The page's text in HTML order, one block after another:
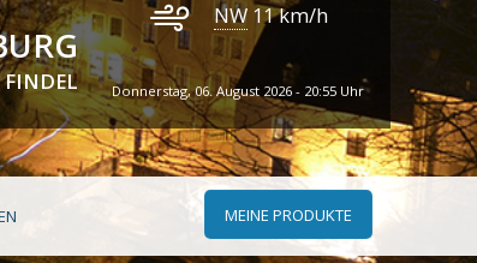
FINDEL
NW 11km/h
Donnerstag, 06. August 2026 - 20:55 Uhr
MEINE PRODUKTE